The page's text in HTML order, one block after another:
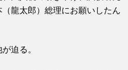
龍太郎）総理にお願いしたん
迫る。